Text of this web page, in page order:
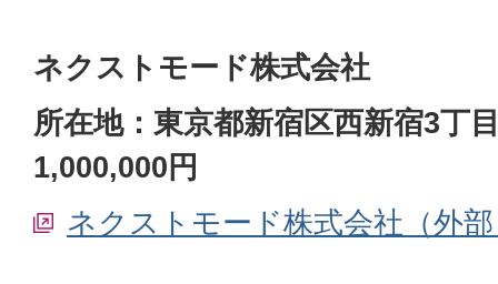
ネクストモード株式会社
所在地：東京都新宿区西新宿3丁
1,000,000円
ネクストモード株式会社（外